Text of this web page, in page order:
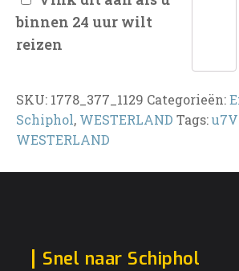
binnen 24 uur wilt
reizen
SKU: 1778_377_1129 Categorieën:
Schiphol, WESTERLAND Tags:
WESTERLAND
Snel naar Schiphol